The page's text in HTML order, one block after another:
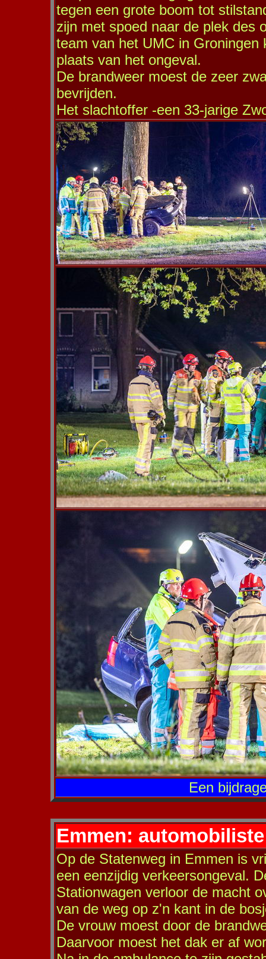
tegen een grote boom tot
zijn met spoed naar de plek des
team van het UMC in
plaats van het ongeval.
De brandweer moest de zeer
bevrijden.
Het slachtoffer -een 33-jarige
Een
Emmen:
Op de Statenweg in Emmen is
een eenzijdig verkeersongeval.
Stationwagen verloor de macht
van de weg op z'n kant in de
De vrouw moest door de
Daarvoor moest het dak er af